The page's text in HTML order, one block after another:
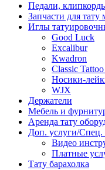
Педали,
Запчасти для
Иглы
Good Luck
Excalibur
Kwadron
Classic
Носики-
WJX
Держатели
Мебель и
Аренда тату
Доп. услуги/Спец.
Видео
Платные
Тату барахолка